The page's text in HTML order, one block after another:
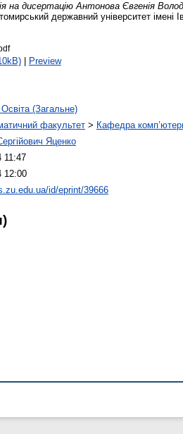
на дисертацію Антонова Євгенія
державний університет імені
| Preview
Освіта (Загальне)
факультет > Кафедра
Яценко
11:47
12:00
id/eprint/39666